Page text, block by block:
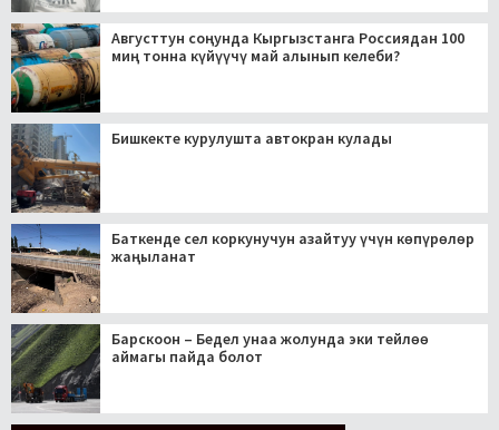
Августтун соңунда Кыргызстанга Россиядан 100
миң тонна күйүүчү май алынып келеби?
Бишкекте курулушта автокран кулады
Баткенде сел коркунучун азайтуу үчүн көпүрөлөр
жаңыланат
Барскоон – Бедел унаа жолунда эки тейлөө
аймагы пайда болот